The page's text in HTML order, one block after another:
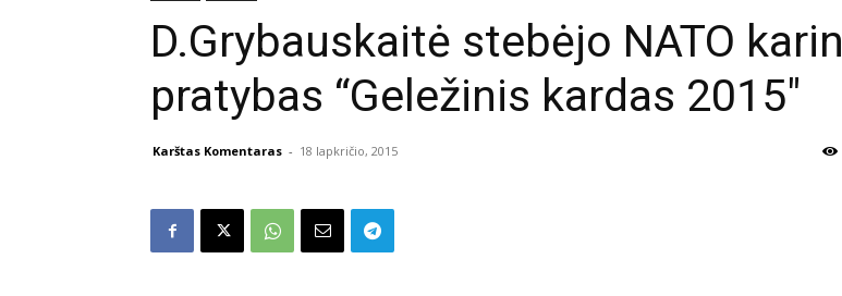
D.Grybauskaitė stebėjo NATO
pratybas “Geležinis kardas 2015″
Karštas Komentaras - 18 lapkričio, 2015